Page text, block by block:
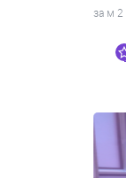
за м 2